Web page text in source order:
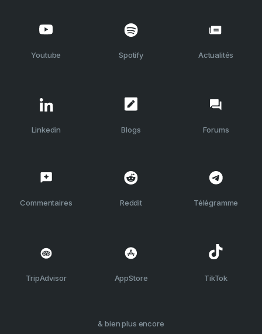
Youtube Spotify Actualités
Linkedin Blogs Forums
Commentaires Reddit Télégramme
TripAdvisor AppStore TikTok
& bien plus encore